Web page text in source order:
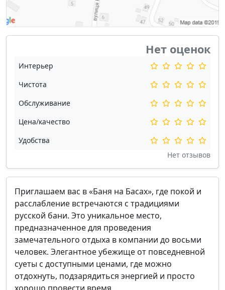
Нет оценок
Интерьер
Чистота
Обслуживание
Цена/качество
Удобства
Нет отзывов
Приглашаем вас в «Баня на Басах», где покой и
расслабление встречаются с традициями
русской бани. Это уникальное место,
предназначенное для проведения
замечательного отдыха в компании до восьми
человек. Элегантное убежище от повседневной
суеты с доступными ценами, где можно
отдохнуть, подзарядиться энергией и просто